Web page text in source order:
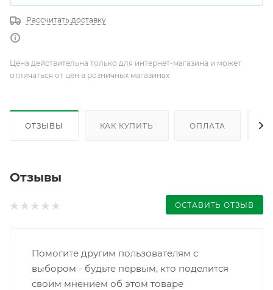
Рассчитать доставку
Цена действительна только для интернет-магазина и может
отличаться от цен в розничных магазинах
ОТЗЫВЫ КАК КУПИТЬ ОПЛАТА
Отзывы
ОСТАВИТЬ ОТЗЫВ
Помогите другим пользователям с
выбором - будьте первым, кто поделится
своим мнением об этом товаре